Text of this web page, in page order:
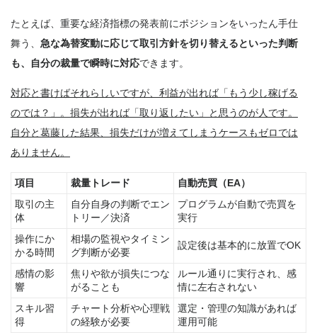
たとえば、重要な経済指標の発表前にポジションをいったん手仕
舞う、 急な為替変動に応じて取引方針を切り替えるといった判断
も、自分の裁量で瞬時に対応できます。
対応と書けばそれらしいですが、利益が出れば「もう少し稼げる
のでは？」。損失が出れば「取り返したい」と思うのが人です。
自分と葛藤した結果、損失だけが増えてしまうケースもゼロでは
ありません。
項目 裁量トレード
自動売買（EA）
取引の主
体
自分自身の判断でエン
トリー／決済
プログラムが自動で売買を
実行
操作にか
かる時間
相場の監視やタイミン
グ判断が必要
設定後は基本的に放置でOK
感情の影
響
焦りや欲が損失につな
がることも
ルール通りに実行され、感
情に左右されない
スキル習
得
チャート分析や心理戦
の経験が必要
選定・管理の知識があれば
運用可能